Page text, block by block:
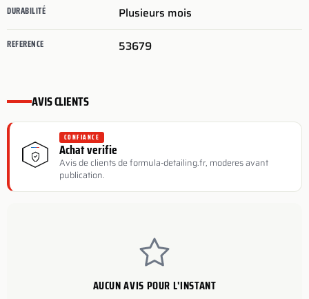
DURABILITÉ Plusieurs mois
REFERENCE 53679
AVIS CLIENTS
CONFIANCE
Achat verifie
Avis de clients de formula-detailing.fr, moderes avant
publication.
AUCUN AVIS POUR L'INSTANT